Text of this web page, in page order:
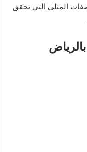
المثلى التي تحقق